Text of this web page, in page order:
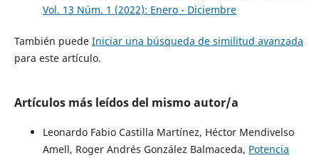
Vol. 13 Núm. 1 (2022): Enero - Diciembre
También puede Iniciar una búsqueda de similitud avanzada
para este artículo.
Artículos más leídos del mismo autor/a
Leonardo Fabio Castilla Martínez, Héctor Mendivelso
Amell, Roger Andrés González Balmaceda, Potencia